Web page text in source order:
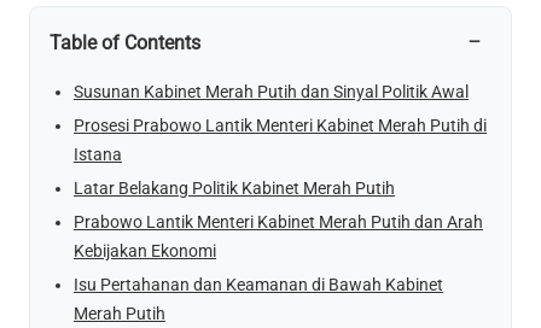
Table of Contents −
Susunan Kabinet Merah Putih dan Sinyal Politik Awal
Prosesi Prabowo Lantik Menteri Kabinet Merah Putih di
Istana
Latar Belakang Politik Kabinet Merah Putih
Prabowo Lantik Menteri Kabinet Merah Putih dan Arah
Kebijakan Ekonomi
Isu Pertahanan dan Keamanan di Bawah Kabinet
Merah Putih